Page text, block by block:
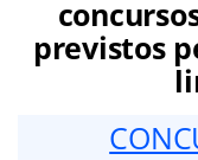
previstos